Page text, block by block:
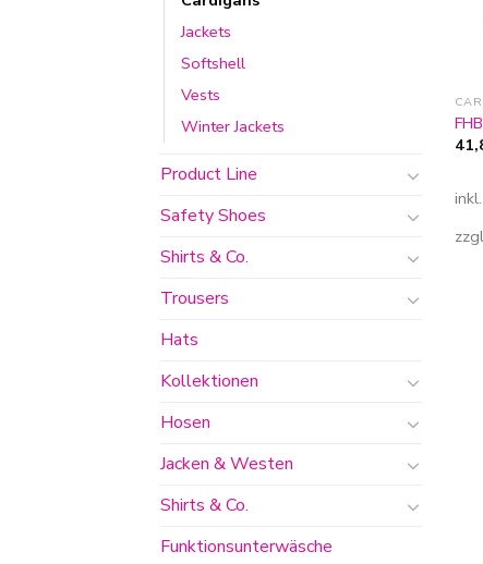
Jackets
Softshell
Vests
Winter Jackets
Product Line
Safety Shoes
Shirts & Co.
Trousers
Hats
Kollektionen
Hosen
Jacken & Westen
Shirts & Co.
Funktionsunterwäsche